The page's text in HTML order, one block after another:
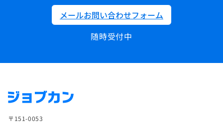
メールお問い合わせフォーム
随時受付中
〒151-0053